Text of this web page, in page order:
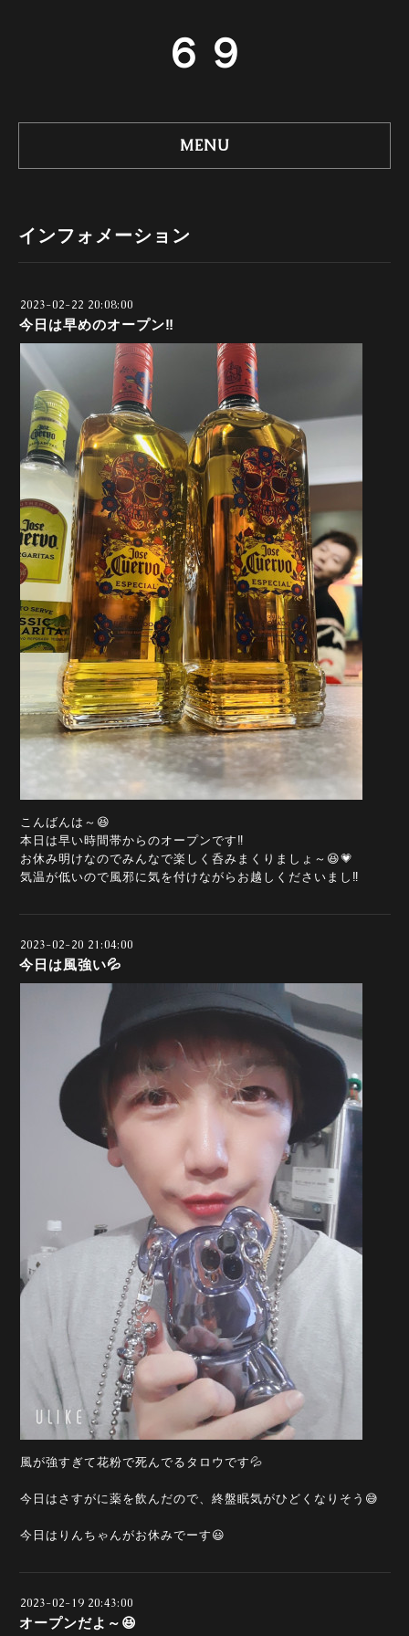
６９
MENU
インフォメーション
2023-02-22 20:08:00
今日は早めのオープン‼️
こんばんは～😆
本日は早い時間帯からのオープンです‼️
お休み明けなのでみんなで楽しく呑みまくりましょ～😆💗
気温が低いので風邪に気を付けながらお越しくださいまし‼️
2023-02-20 21:04:00
今日は風強い💦
風が強すぎて花粉で死んでるタロウです💦
今日はさすがに薬を飲んだので、終盤眠気がひどくなりそう😅
今日はりんちゃんがお休みでーす😃
2023-02-19 20:43:00
オープンだよ～😆